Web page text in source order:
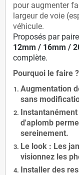
pour augmenter
largeur de voie
véhicule.
Proposés par
12mm / 16mm /
complète.
Pourquoi le faire ?
Augmentation
sans
d'aplomb
sereinement.
Le look : Les
visionnez les
Installer des